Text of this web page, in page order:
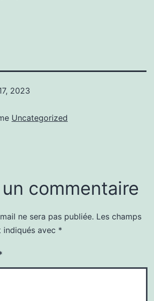
2023
Uncategorized
commentaire
ne sera pas publiée. Les champs
avec *